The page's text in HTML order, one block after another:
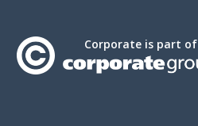
Corporate is part of